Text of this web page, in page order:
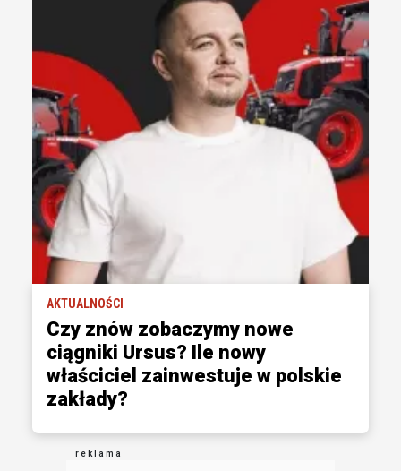
AKTUALNOŚCI
Czy znów zobaczymy nowe
ciągniki Ursus? Ile nowy
właściciel zainwestuje w polskie
zakłady?